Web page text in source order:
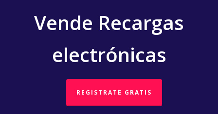
Vende Recargas
electrónicas
REGISTRATE GRATIS